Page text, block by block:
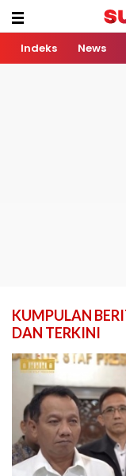
Indeks News
KUMPULAN
DAN TERKINI